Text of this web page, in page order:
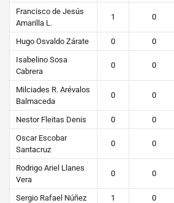
Francisco de Jesús
Amarilla L.
1 0
Hugo Osvaldo Zárate 0 0
Isabelino Sosa
Cabrera
0 0
Milciades R. Arévalos
Balmaceda
0 0
Nestor Fleitas Denis 0 0
Oscar Escobar
Santacruz
0 0
Rodrigo Ariel Llanes
Vera
0 0
Sergio Rafael Núñez 1 0